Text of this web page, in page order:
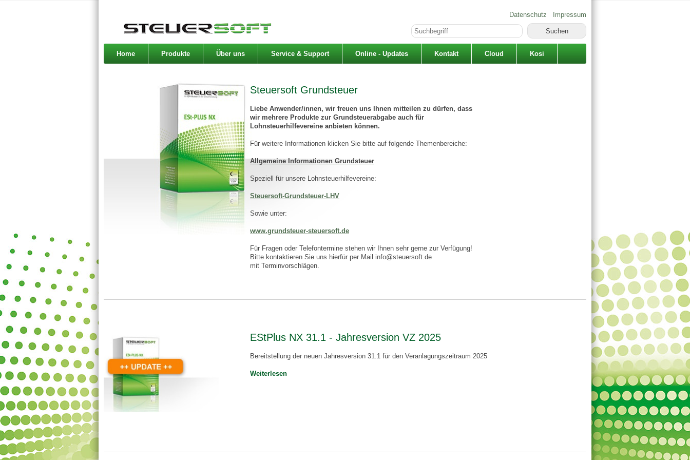
Datenschutz Impressum
Home Produkte Über uns Service & Support Online - Updates Kontakt Cloud Kosi
Steuersoft Grundsteuer
Liebe Anwender/innen, wir freuen uns Ihnen mitteilen zu dürfen, dass
wir mehrere Produkte zur Grundsteuerabgabe auch für
Lohnsteuerhilfevereine anbieten können.
Für weitere Informationen klicken Sie bitte auf folgende Themenbereiche:
Allgemeine Informationen Grundsteuer
Speziell für unsere Lohnsteuerhilfevereine:
Steuersoft-Grundsteuer-LHV
Sowie unter:
www.grundsteuer-steuersoft.de
Für Fragen oder Telefontermine stehen wir Ihnen sehr gerne zur Verfügung!
Bitte kontaktieren Sie uns hierfür per Mail info@steuersoft.de
mit Terminvorschlägen.
EStPlus NX 31.1 - Jahresversion VZ 2025
Bereitstellung der neuen Jahresversion 31.1 für den Veranlagungszeitraum 2025
Weiterlesen